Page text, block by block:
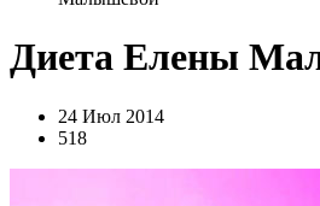
Диета Елены
24 Июл 2014
518